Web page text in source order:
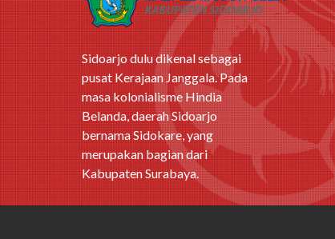
Sidoarjo dulu dikenal sebagai
pusat Kerajaan Janggala. Pada
masa kolonialisme Hindia
Belanda, daerah Sidoarjo
bernama Sidokare, yang
merupakan bagian dari
Kabupaten Surabaya.